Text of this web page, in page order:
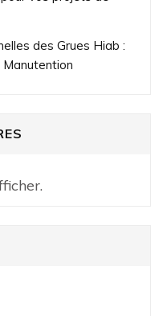
des Grues Hiab :